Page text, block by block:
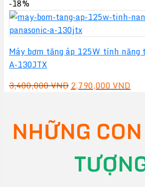
là:
5,000,000 VND.
tại
-18%
Máy bơm tăng áp 125W tính năng
A-130JTX
3,400,000VNDGiá
3,400,000 VND.
2,790,000VND
là:
NHỮNG